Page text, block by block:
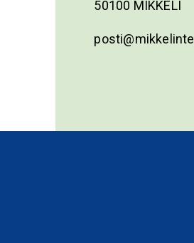
50100 MIKKELI